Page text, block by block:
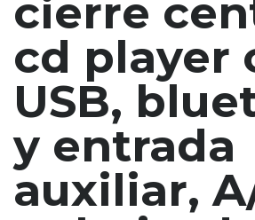
cierre
cd player
USB,
y entrada
auxiliar,